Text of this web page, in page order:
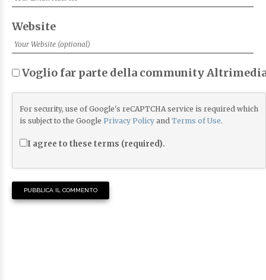
Website
Voglio far parte della community
For security, use of Google's reCAPTCHA service is required which
is subject to the Google Privacy Policy and Terms of Use.
I agree to these terms (required).